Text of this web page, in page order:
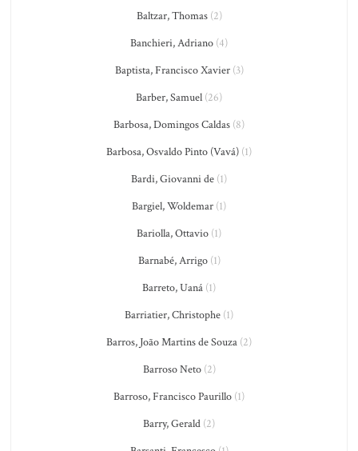
Baltzar, Thomas(2)
Banchieri, Adriano (4)
Baptista, Francisco Xavier(3)
Barber, Samuel (26)
Barbosa, Domingos Caldas (8)
Barbosa, Osvaldo Pinto (Vavá) (1)
Bardi, Giovanni de (1)
Bargiel, Woldemar (1)
Bariolla, Ottavio (1)
Barnabé, Arrigo(1)
Barreto, Uaná (1)
Barriatier, Christophe (1)
Barros, João Martins de Souza (2)
Barroso Neto(2)
Barroso, Francisco Paurillo (1)
Barry, Gerald (2)